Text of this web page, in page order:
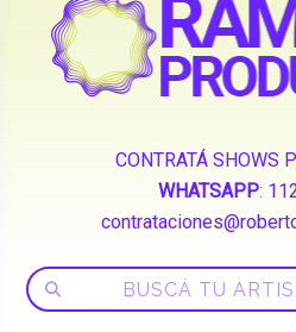
CONTRATÁ SHOWS
WHATSAPP: